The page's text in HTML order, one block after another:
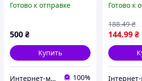
разных форм, формы
Готово к отправке
500₴
Купить
Интернет-магазин Silicone-dishes 100%
(7708)
Готово к
144.99₴
188.49 ₴